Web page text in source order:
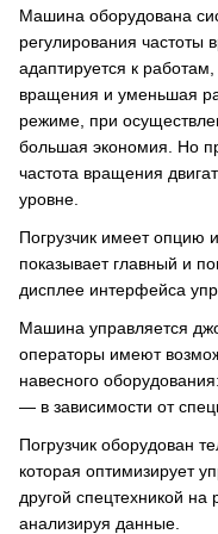
Машина оборудована
регулирования частоты
адаптируется к
вращения и уменьшая
режиме, при
большая экономия. Но
частота вращения
уровне.
Погрузчик имеет опцию
показывает главный и
дисплее интерфейса
Машина управляется
операторы имеют
навесного
— в зависимости от
Погрузчик оборудован
которая оптимизирует
другой спецтехникой на
анализируя данные.